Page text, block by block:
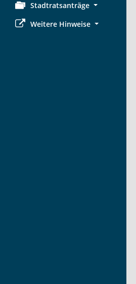
Stadtratsanträge
Weitere Hinweise